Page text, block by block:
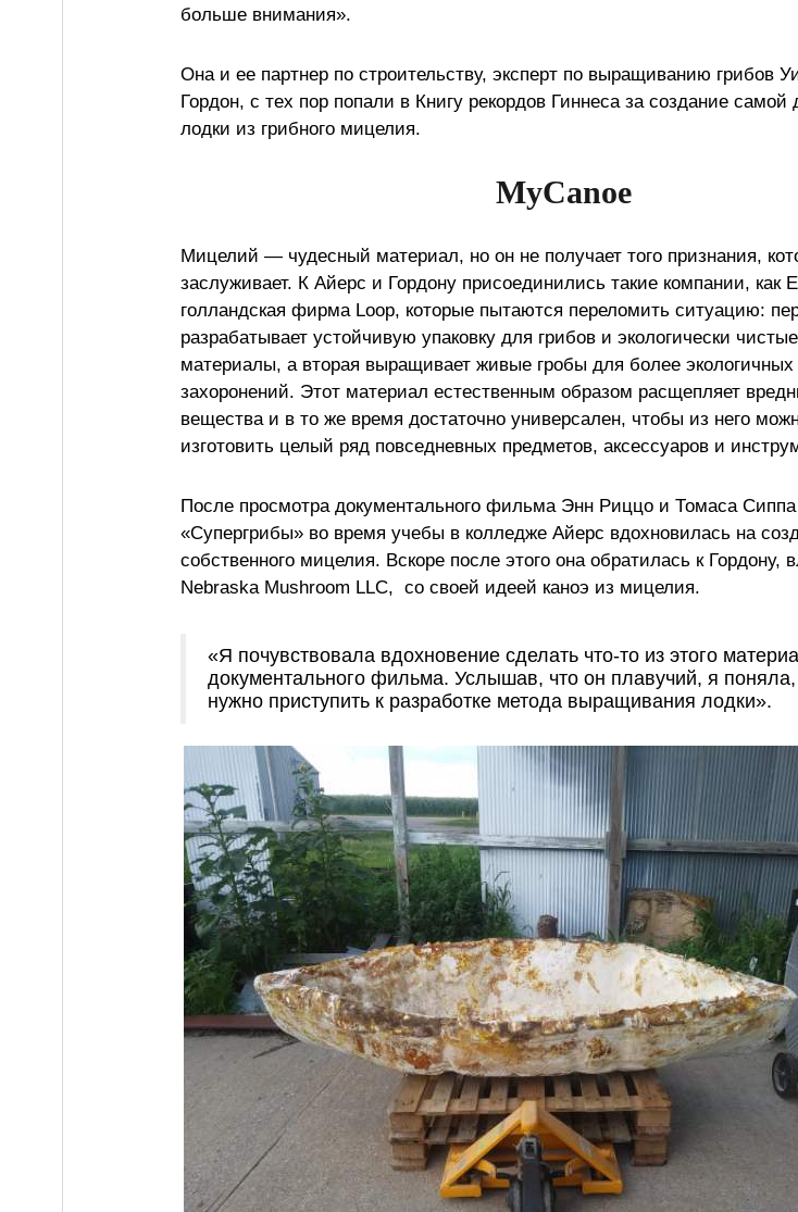
больше внимания».
Она и ее партнер по строительству, эксперт по выращиванию грибов
Гордон, с тех пор попали в Книгу рекордов Гиннеса за создание
лодки из грибного мицелия.
MyCanoe
Мицелий — чудесный материал, но он не получает того признания,
заслуживает. К Айерс и Гордону присоединились такие компании, как
голландская фирма Loop, которые пытаются переломить ситуацию:
разрабатывает устойчивую упаковку для грибов и экологически
материалы, а вторая выращивает живые гробы для более экологичных
захоронений. Этот материал естественным образом расщепляет
вещества и в то же время достаточно универсален, чтобы из него
изготовить целый ряд повседневных предметов, аксессуаров и
После просмотра документального фильма Энн Риццо и Томаса
«Супергрибы» во время учебы в колледже Айерс вдохновилась на
собственного мицелия. Вскоре после этого она обратилась к Гордону,
Nebraska Mushroom LLC, со своей идеей каноэ из мицелия.
«Я почувствовала вдохновение сделать что-то из этого
документального фильма. Услышав, что он плавучий, я
нужно приступить к разработке метода выращивания лодки».